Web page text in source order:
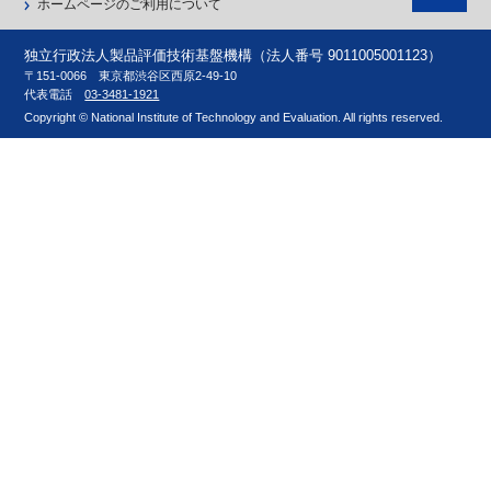
ホームページのご利用について
独立行政法人製品評価技術基盤機構（法人番号 9011005001123）
〒151-0066 東京都渋谷区西原2-49-10
代表電話03-3481-1921
Copyright © National Institute of Technology and Evaluation. All rights reserved.